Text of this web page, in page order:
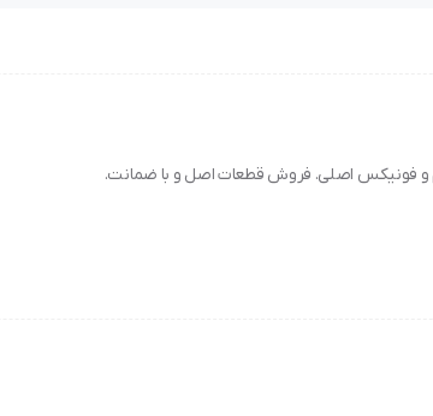
و فونیکس اصلی. فروش قطعات اصل و با ضمانت.